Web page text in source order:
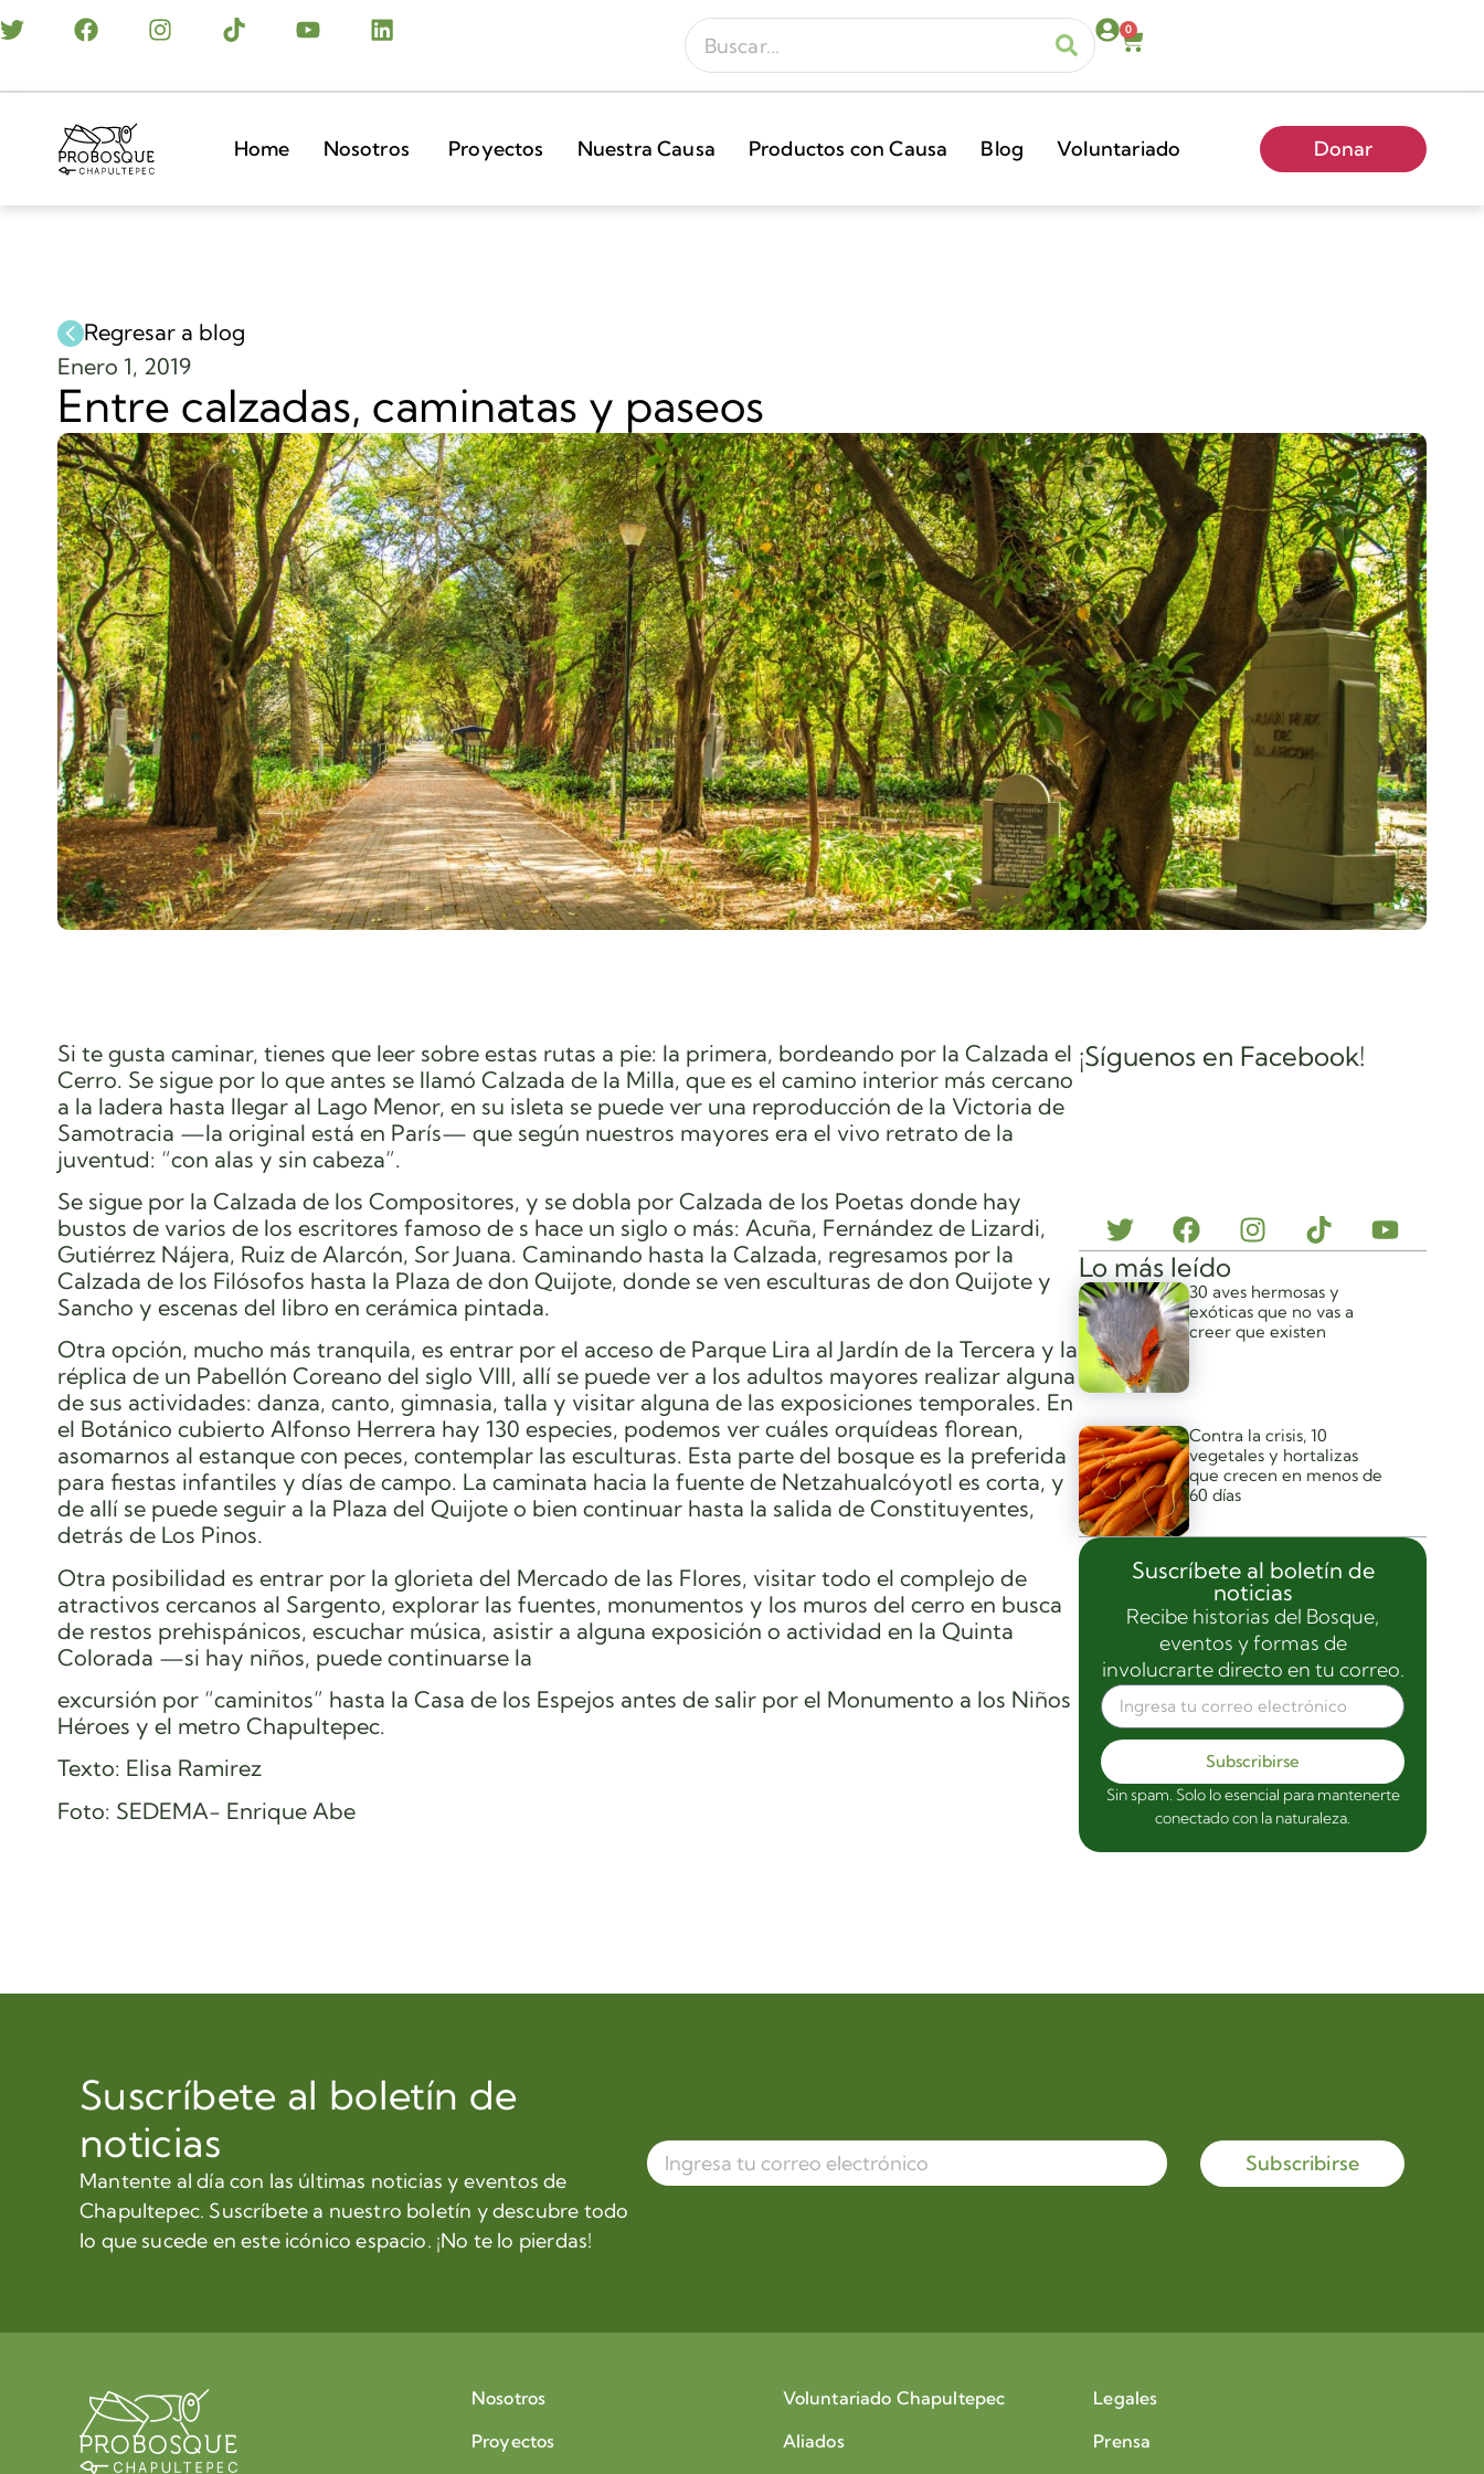
0
Home Nosotros Proyectos Nuestra Causa Productos con Causa Blog Voluntariado Donar
Regresar a blog
Enero 1, 2019
Entre calzadas, caminatas y paseos
Si te gusta caminar, tienes que leer sobre estas rutas a pie: la primera, bordeando por la Calzada el
Cerro. Se sigue por lo que antes se llamó Calzada de la Milla, que es el camino interior más cercano
a la ladera hasta llegar al Lago Menor, en su isleta se puede ver una reproducción de la Victoria de
Samotracia —la original está en París— que según nuestros mayores era el vivo retrato de la
juventud: “con alas y sin cabeza”.
Se sigue por la Calzada de los Compositores, y se dobla por Calzada de los Poetas donde hay
bustos de varios de los escritores famoso de s hace un siglo o más: Acuña, Fernández de Lizardi,
Gutiérrez Nájera, Ruiz de Alarcón, Sor Juana. Caminando hasta la Calzada, regresamos por la
Calzada de los Filósofos hasta la Plaza de don Quijote, donde se ven esculturas de don Quijote y
Sancho y escenas del libro en cerámica pintada.
Otra opción, mucho más tranquila, es entrar por el acceso de Parque Lira al Jardín de la Tercera y la
réplica de un Pabellón Coreano del siglo VIII, allí se puede ver a los adultos mayores realizar alguna
de sus actividades: danza, canto, gimnasia, talla y visitar alguna de las exposiciones temporales. En
el Botánico cubierto Alfonso Herrera hay 130 especies, podemos ver cuáles orquídeas florean,
asomarnos al estanque con peces, contemplar las esculturas. Esta parte del bosque es la preferida
para fiestas infantiles y días de campo. La caminata hacia la fuente de Netzahualcóyotl es corta, y
de allí se puede seguir a la Plaza del Quijote o bien continuar hasta la salida de Constituyentes,
detrás de Los Pinos.
Otra posibilidad es entrar por la glorieta del Mercado de las Flores, visitar todo el complejo de
atractivos cercanos al Sargento, explorar las fuentes, monumentos y los muros del cerro en busca
de restos prehispánicos, escuchar música, asistir a alguna exposición o actividad en la Quinta
Colorada —si hay niños, puede continuarse la
excursión por “caminitos” hasta la Casa de los Espejos antes de salir por el Monumento a los Niños
Héroes y el metro Chapultepec.
Texto: Elisa Ramirez
Foto: SEDEMA- Enrique Abe
¡Síguenos en Facebook!
Lo más leído
30 aves hermosas y
exóticas que no vas a
creer que existen
Contra la crisis, 10
vegetales y hortalizas
que crecen en menos de
60 días
Suscríbete al boletín de
noticias
Recibe historias del Bosque,
eventos y formas de
involucrarte directo en tu correo.
Subscribirse
Sin spam. Solo lo esencial para mantenerte
conectado con la naturaleza.
Suscríbete al boletín de
noticias
Mantente al día con las últimas noticias y eventos de
Chapultepec. Suscríbete a nuestro boletín y descubre todo
lo que sucede en este icónico espacio. ¡No te lo pierdas!
Subscribirse
Nosotros
Proyectos
Voluntariado Chapultepec
Aliados
Legales
Prensa